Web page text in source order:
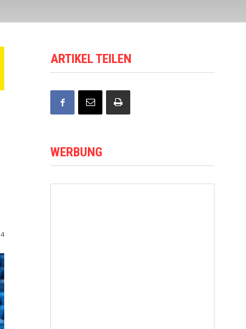
ARTIKEL TEILEN
WERBUNG